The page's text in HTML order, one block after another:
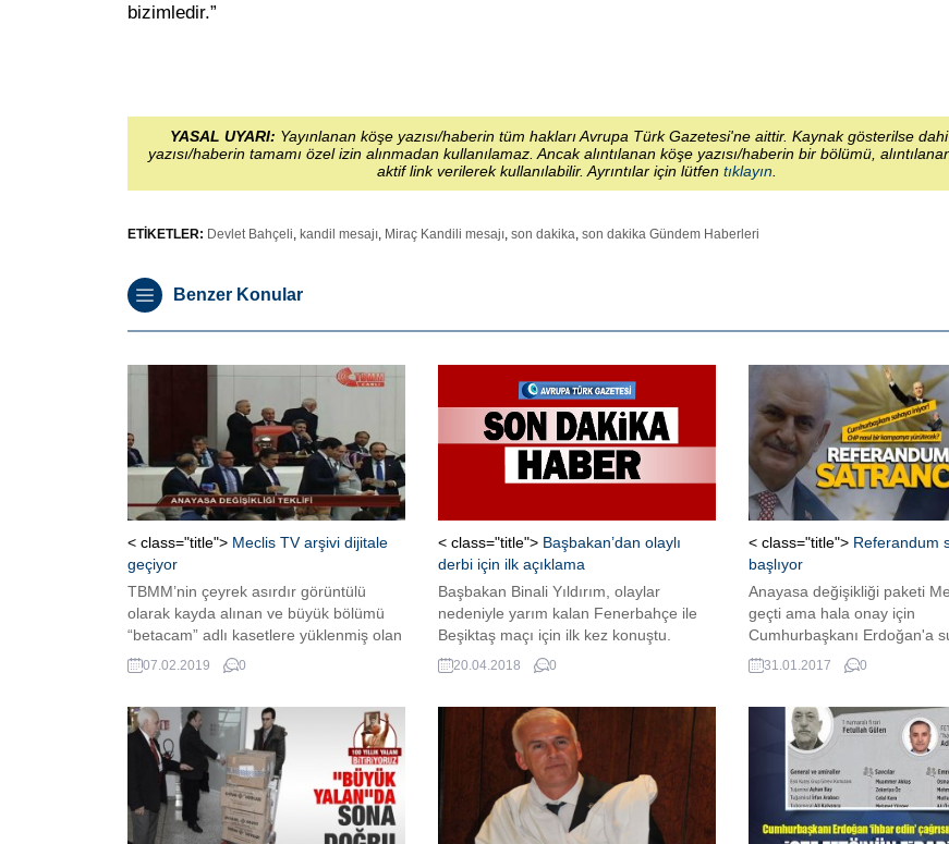
bizimledir.”
YASAL UYARI: Yayınlanan köşe yazısı/haberin tüm hakları Avrupa Türk Gazetesi'ne aittir. Kaynak gösterilse
yazısı/haberin tamamı özel izin alınmadan kullanılamaz. Ancak alıntılanan köşe yazısı/haberin bir bölümü,
aktif link verilerek kullanılabilir. Ayrıntılar için lütfen tıklayın
ETİKETLER: Devlet Bahçeli, kandil mesajı, Miraç Kandili mesajı, son dakika, son dakika Gündem Haberleri
Benzer Konular
< class="title"> Meclis TV arşivi dijitale
geçiyor
TBMM’nin çeyrek asırdır görüntülü
olarak kayda alınan ve büyük bölümü
“betacam” adlı kasetlere yüklenmiş olan
hafızası, dijital ortama aktarılarak
korunacak.
07.02.2019 0
< class="title"> Başbakan’dan olaylı
derbi için ilk açıklama
Başbakan Binali Yıldırım, olaylar
nedeniyle yarım kalan Fenerbahçe ile
Beşiktaş maçı için ilk kez konuştu.
Yıldırım, “TFF de gerekli araştırma
soruşturmaları yapıyor. Ne gibi
karşılığı görecek” dedi. Başbakan Binali
Yıldırım, cuma namazı sonrası Türkiye
Kupası’nda yarım kalan Fenerbahçe-
Beşiktaş maçına ilişkin soruyu yanıtladı.
Yıldırım şunları söyledi: “Şenol...
20.04.2018 0
< class="title"> Referandum
başlıyor
Anayasa değişikliği paketi
geçti ama hala onay için
Cumhurbaşkanı Erdoğan'a
Bu beklemenin iktidar
stratejik bir hamlesi olduğu
Nisan ön plana çıkıyor.
31.01.2017 0